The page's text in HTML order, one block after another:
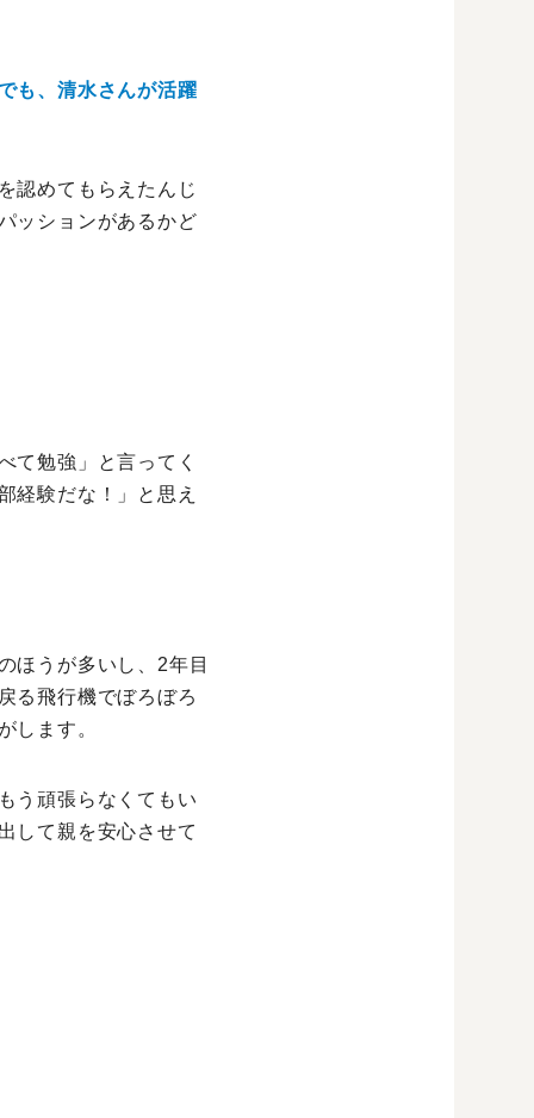
も、清水さんが活躍
認めてもらえたんじ
ッションがあるかど
て勉強」と言ってく
経験だな！」と思え
ほうが多いし、2年目
る飛行機でぼろぼろ
します。
う頑張らなくてもい
して親を安心させて